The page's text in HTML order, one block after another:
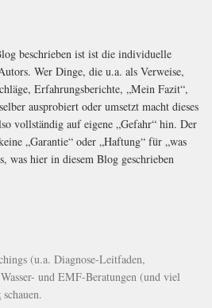
beschrieben ist ist die individuelle
Wer Dinge, die u.a. als Verweise,
Erfahrungsberichte, „Mein Fazit“,
ausprobiert oder umsetzt macht dieses
vollständig auf eigene „Gefahr“ hin. Der
„Garantie“ oder „Haftung“ für „was
was hier in diesem Blog geschrieben
(u.a. Diagnose-Leitfaden,
und EMF-Beratungen (und viel
schauen.